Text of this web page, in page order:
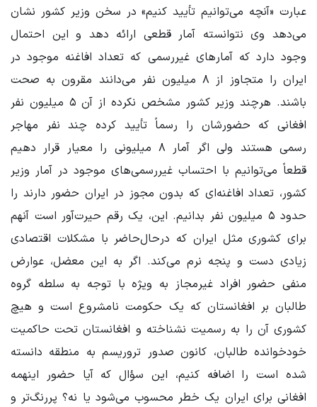
عبارت «آنچه می‌توانیم تأیید کنیم» در سخن وزیر کشور نشان
می‌دهد وی نتوانسته آمار قطعی ارائه دهد و این احتمال
وجود دارد که آمارهای غیررسمی که تعداد افاغنه موجود در
ایران را متجاوز از ۸ میلیون نفر می‌دانند مقرون به صحت
باشند. هرچند وزیر کشور مشخص نکرده از آن ۵ میلیون نفر
افغانی که حضورشان را رسماً تأیید کرده چند نفر مهاجر
رسمی هستند ولی اگر آمار ۸ میلیونی را معیار قرار دهیم
قطعاً می‌توانیم با احتساب غیررسمی‌های موجود در آمار وزیر
کشور، تعداد افاغنه‌ای که بدون مجوز در ایران حضور دارند را
حدود ۵ میلیون نفر بدانیم. این، یک رقم حیرت‌آور است آنهم
برای کشوری مثل ایران که درحال‌حاضر با مشکلات اقتصادی
زیادی دست و پنجه نرم می‌کند. اگر به این معضل، عوارض
منفی حضور افراد غیرمجاز به ویژه با توجه به سلطه گروه
طالبان بر افغانستان که یک حکومت نامشروع است و هیچ
کشوری آن را به رسمیت نشناخته و افغانستان تحت حاکمیت
خودخوانده طالبان، کانون صدور تروریسم به منطقه دانسته
شده است را اضافه کنیم، این سؤال که آیا حضور اینهمه
افغانی برای ایران یک خطر محسوب می‌شود یا نه؟ پررنگ‌تر و